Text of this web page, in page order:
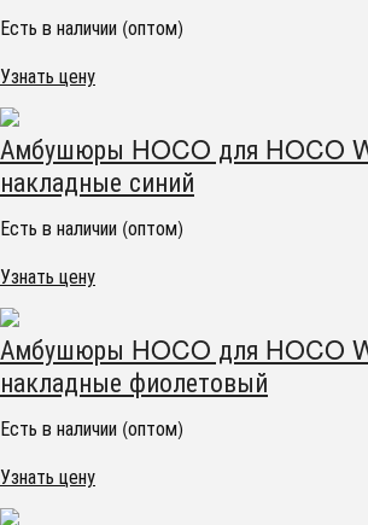
Есть в наличии (оптом)
Узнать цену
Амбушюры HOCO для HOCO
накладные синий
Есть в наличии (оптом)
Узнать цену
Амбушюры HOCO для HOCO
накладные фиолетовый
Есть в наличии (оптом)
Узнать цену